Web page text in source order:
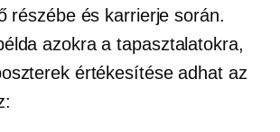
részébe és karrierje során.
azokra a tapasztalatokra,
értékesítése adhat az